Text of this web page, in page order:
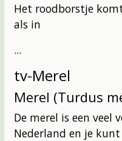
Het roodborstje
als in
...
tv-Merel
Merel (Turdus
De merel is een veel
Nederland en je kunt